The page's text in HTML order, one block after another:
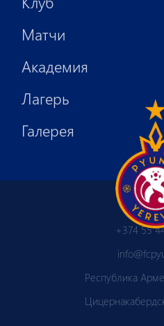
Матчи
Академия
Лагерь
Галерея
+374 55
Республика